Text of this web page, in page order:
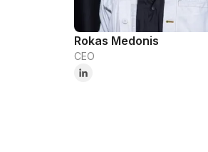
Rokas Medonis
CEO